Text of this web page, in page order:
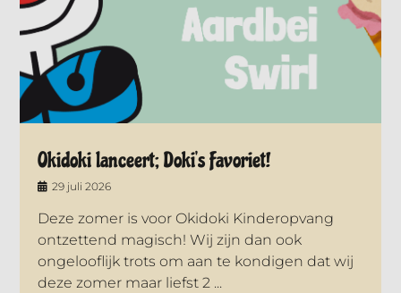
Okidoki lanceert; Doki’s Favoriet!
29 juli 2026
Deze zomer is voor Okidoki Kinderopvang
ontzettend magisch! Wij zijn dan ook
ongelooflijk trots om aan te kondigen dat wij
deze zomer maar liefst 2 ...